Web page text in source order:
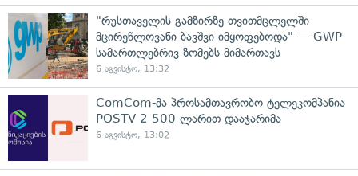
"რუსთაველის გამზირზე თვითმცლელში
მცირეწლოვანი ბავშვი იმყოფებოდა" — GWP
სამართლებრივ ზომებს მიმართავს
6 აგვისტო, 13:32
ComCom-მა პროსამთავრობო ტელეკომპანია
POSTV 2 500 ლარით დააჯარიმა
6 აგვისტო, 13:02